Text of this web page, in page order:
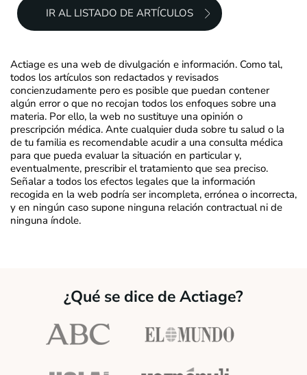
IR AL LISTADO DE ARTÍCULOS
Actiage es una web de divulgación e información. Como tal,
todos los artículos son redactados y revisados
concienzudamente pero es posible que puedan contener
algún error o que no recojan todos los enfoques sobre una
materia. Por ello, la web no sustituye una opinión o
prescripción médica. Ante cualquier duda sobre tu salud o la
de tu familia es recomendable acudir a una consulta médica
para que pueda evaluar la situación en particular y,
eventualmente, prescribir el tratamiento que sea preciso.
Señalar a todos los efectos legales que la información
recogida en la web podría ser incompleta, errónea o incorrecta,
y en ningún caso supone ninguna relación contractual ni de
ninguna índole.
¿Qué se dice de Actiage?